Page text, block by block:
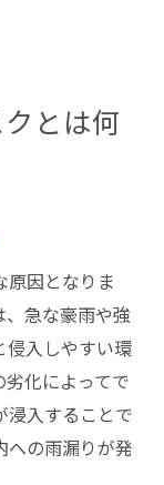
とは何
原因となりま
急な豪雨や強
侵入しやすい環
化によってで
浸入することで
への雨漏りが発